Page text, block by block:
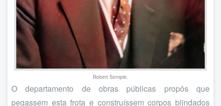
Robert Semple.
O departamento de obras públicas propôs que
pegassem esta frota e construíssem corpos blindados